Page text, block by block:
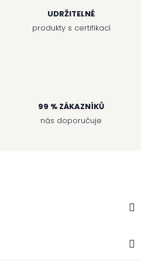
UDRŽITELNÉ
produkty s certifikací
99 % ZÁKAZNÍKŮ
nás doporučuje